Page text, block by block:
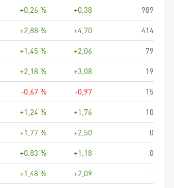
+0,26 % +0,38
989
+2,88 % +4,70
414
+1,45 % +2,06
79
+2,18 % +3,08
19
-0,67 % -0,97
15
+1,24 % +1,76
10
+1,77 % +2,50
0
+0,83 % +1,18
0
+1,48 % +2,09
-